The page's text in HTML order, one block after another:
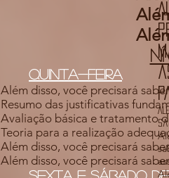
quinta-feira
Além disso, você precisará
Resumo das justificativas
Avaliação básica e tratamento
Teoria para a realização
Além disso, você precisará
Além disso, você precisará
Sexta e sábado